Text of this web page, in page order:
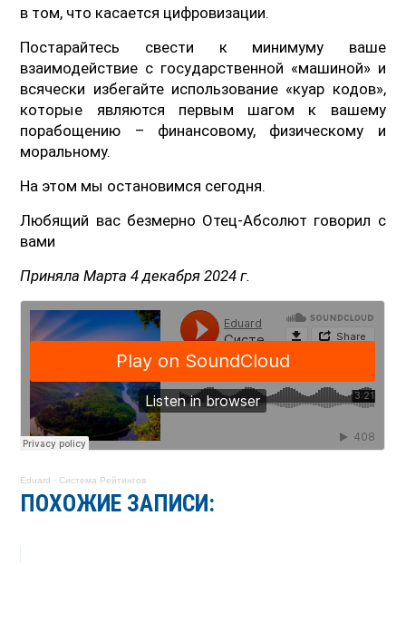
в том, что касается цифровизации.
Постарайтесь свести к минимуму ваше
взаимодействие с государственной «машиной» и
всячески избегайте использование «куар кодов»,
которые являются первым шагом к вашему
порабощению – финансовому, физическому и
моральному.
На этом мы остановимся сегодня.
Любящий вас безмерно Отец-Абсолют говорил с
вами
Приняла Марта 4 декабря 2024 г.
Eduard · Система Рейтингов
ПОХОЖИЕ ЗАПИСИ: